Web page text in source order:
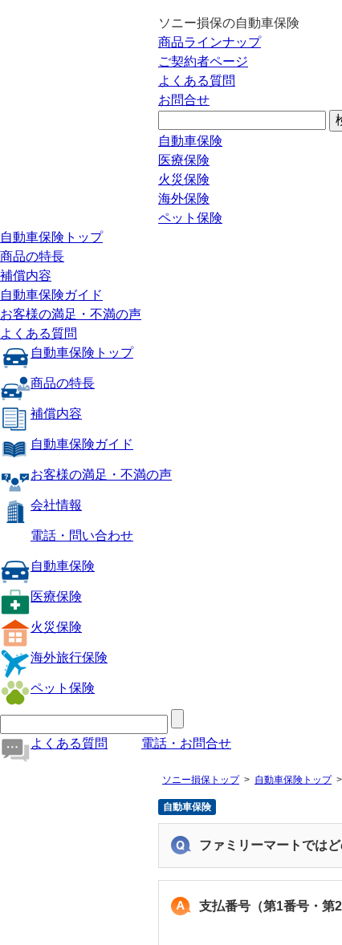
ソニー損保の自動車保険
商品ラインナップ
ご契約者ページ
よくある質問
お問合せ
自動車保険
医療保険
火災保険
海外保険
ペット保険
自動車保険トップ
商品の特長
補償内容
自動車保険ガイド
お客様の満足・不満の声
よくある質問
自動車保険トップ
商品の特長
補償内容
自動車保険ガイド
お客様の満足・不満の声
会社情報
電話・問い合わせ
自動車保険
医療保険
火災保険
海外旅行保険
ペット保険
よくある質問 電話・お問合せ
ソニー損保トップ 自動車保険トップ
自動車保険
ファミリーマートでは
支払番号（第1番号・第